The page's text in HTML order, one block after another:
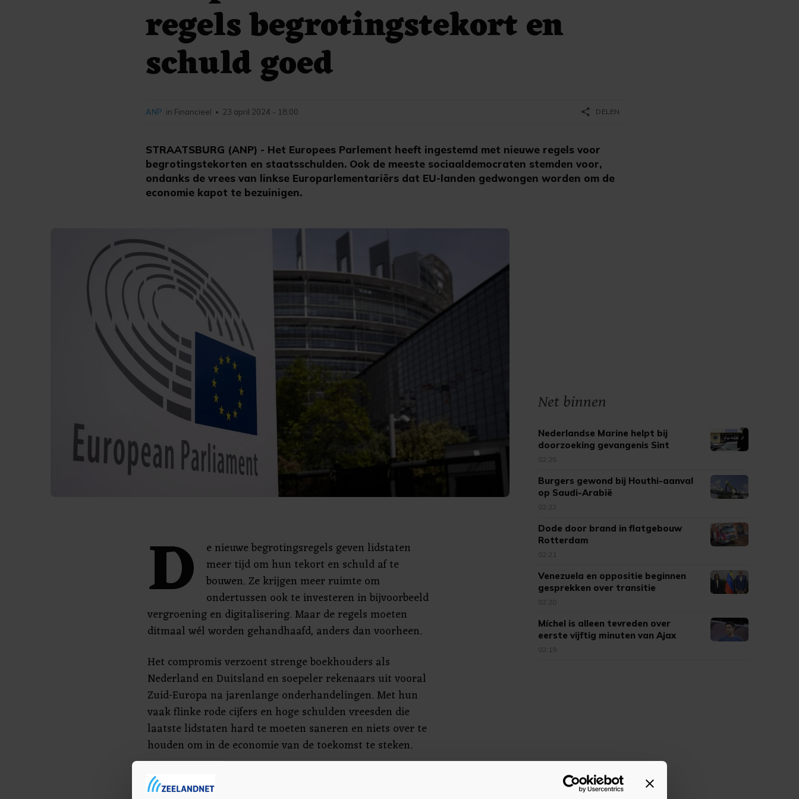
regels begrotingstekort en
schuld goed
STRAATSBURG (ANP) - Het Europees Parlement heeft ingestemd met nieuwe regels voor
begrotingstekorten en staatsschulden. Ook de meeste sociaaldemocraten stemden voor,
ondanks de vrees van linkse Europarlementariërs dat EU-landen gedwongen worden om de
economie kapot te bezuinigen.
ANP in Financieel • 23 april 2024 - 18:00 share DELEN
D
e nieuwe begrotingsregels geven lidstaten
meer tijd om hun tekort en schuld af te
bouwen. Ze krijgen meer ruimte om
ondertussen ook te investeren in bijvoorbeeld
vergroening en digitalisering. Maar de regels moeten
ditmaal wél worden gehandhaafd, anders dan voorheen.
Het compromis verzoent strenge boekhouders als
Nederland en Duitsland en soepeler rekenaars uit vooral
Zuid-Europa na jarenlange onderhandelingen. Met hun
vaak flinke rode cijfers en hoge schulden vreesden die
laatste lidstaten hard te moeten saneren en niets over te
houden om in de economie van de toekomst te steken.
Moeizaam
Net binnen
Nederlandse Marine helpt bij
doorzoeking gevangenis Sint
Maarten
02:25
Burgers gewond bij Houthi-aanval
op Saudi-Arabië
02:22
Dode door brand in flatgebouw
Rotterdam
02:21
Venezuela en oppositie beginnen
gesprekken over transitie
02:20
Míchel is alleen tevreden over
eerste vijftig minuten van Ajax
02:19